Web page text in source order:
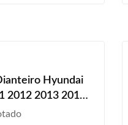
Hyundai
2012 2013 2014